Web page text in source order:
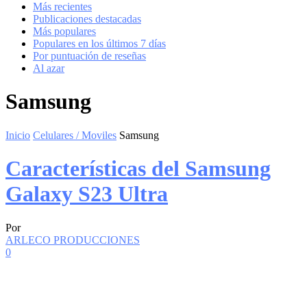
Más recientes
Publicaciones destacadas
Más populares
Populares en los últimos 7 días
Por puntuación de reseñas
Al azar
Samsung
Inicio Celulares / Moviles Samsung
Características del Samsung
Galaxy S23 Ultra
Por
ARLECO PRODUCCIONES
0